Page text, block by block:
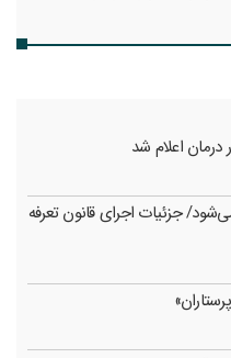
اعلام شد
پرداخت می‌شود/ جزئیات اجرای قانون تعرفه